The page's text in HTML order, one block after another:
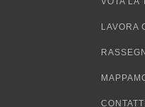
LAVORA
CONTATTI